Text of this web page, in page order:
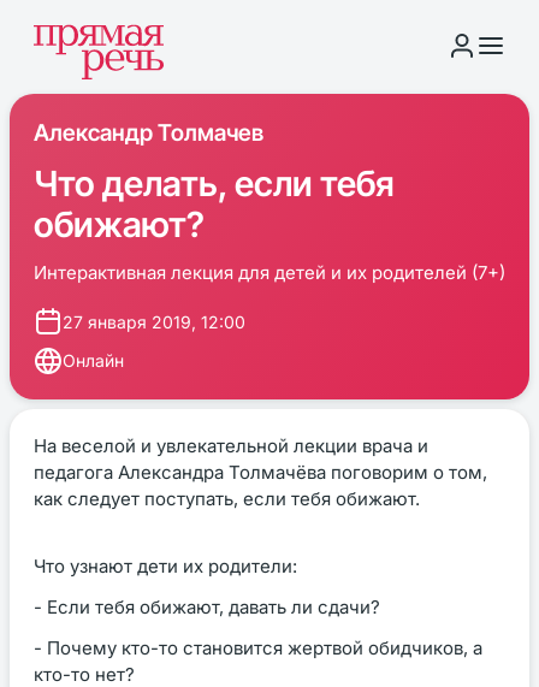
Александр Толмачев
Что делать, если тебя
обижают?
Интерактивная лекция для детей и их родителей (7+)
27 января 2019, 12:00
Онлайн
На веселой и увлекательной лекции врача и
педагога Александра Толмачёва поговорим о том,
как следует поступать, если тебя обижают.
Что узнают дети их родители:
- Если тебя обижают, давать ли сдачи?
- Почему кто-то становится жертвой обидчиков, а
кто-то нет?